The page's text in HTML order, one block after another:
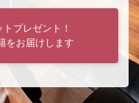
プレゼント！
をお届けします